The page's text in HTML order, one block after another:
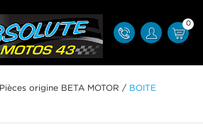
0
Pièces origine BETA MOTOR /
BOITE